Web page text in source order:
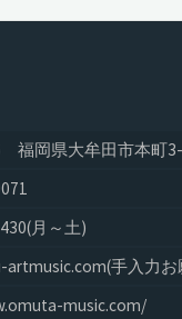
福岡県大牟田市本町
月～土)
artmusic.com(手入力
music.com/